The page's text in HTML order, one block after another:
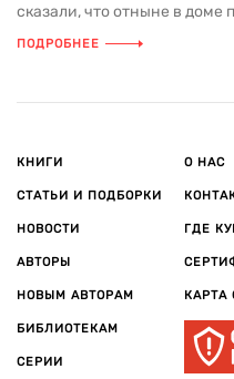
сказали, что отныне в доме
ПОДРОБНЕЕ
КНИГИ
СТАТЬИ И ПОДБОРКИ
НОВОСТИ
АВТОРЫ
НОВЫМ АВТОРАМ
БИБЛИОТЕКАМ
СЕРИИ
О НАС
ГДЕ
КАРТА